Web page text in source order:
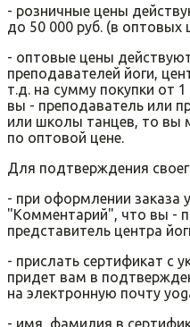
- розничные цены
до 50 000 руб. (в оптовых
- оптовые цены
преподавателей йоги,
т.д. на сумму покупки от
вы - преподаватель или
или школы танцев, то вы
по оптовой цене.
Для подтверждения
- при оформлении заказа
"Комментарий", что вы -
представитель центра
- прислать сертификат с
придет вам в
на электронную почту
- имя, фамилия в